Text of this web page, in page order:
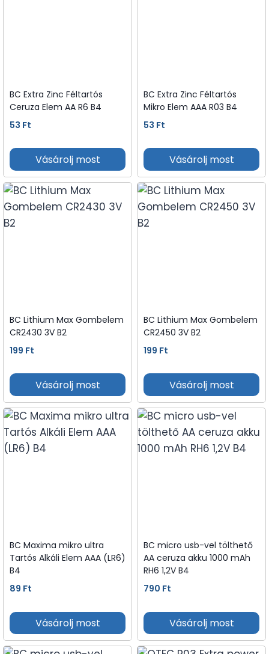
BC Extra Zinc Féltartós
Ceruza Elem AA R6 B4
53 Ft
Vásárolj most
BC Extra Zinc Féltartós
Mikro Elem AAA R03 B4
53 Ft
Vásárolj most
BC Lithium Max Gombelem
CR2430 3V B2
199 Ft
Vásárolj most
BC Lithium Max Gombelem
CR2450 3V B2
199 Ft
Vásárolj most
BC Maxima mikro ultra
Tartós Alkáli Elem AAA (LR6)
B4
89 Ft
Vásárolj most
BC micro usb-vel tölthető
AA ceruza akku 1000 mAh
RH6 1,2V B4
790 Ft
Vásárolj most